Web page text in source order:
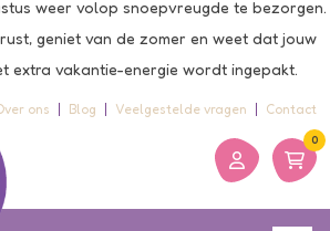
weer volop snoepvreugde te bezorgen.
geniet van de zomer en weet dat jouw
extra vakantie-energie wordt ingepakt.
ons Blog Veelgestelde vragen Contact
0